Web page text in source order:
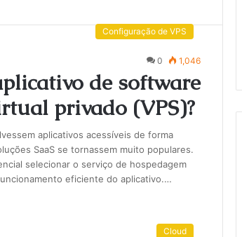
Configuração de VPS
0 1,046
de software
privado (VPS)?
aplicativos acessíveis de forma
SaaS se tornassem muito populares.
selecionar o serviço de hospedagem
eficiente do aplicativo.…
Cloud